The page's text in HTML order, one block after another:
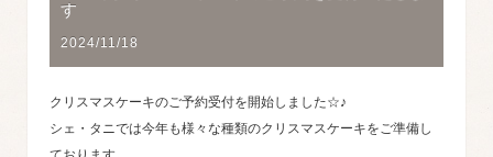
す
2024/11/18
クリスマスケーキのご予約受付を開始しました☆♪
シェ・タニでは今年も様々な種類のクリスマスケーキをご準備し